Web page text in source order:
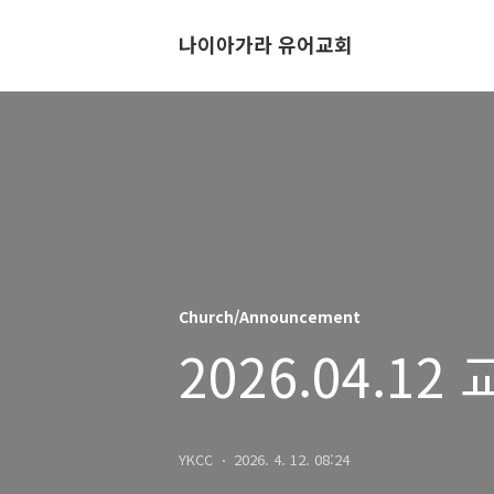
나이아가라 유어교회
Church/Announcement
2026.04.12
YKCC 2026. 4. 12. 08:24